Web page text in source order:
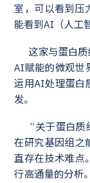
室，可以看到压
能看到AI（人工
这家与蛋白质
AI赋能的微观世
运用AI处理蛋白
发。
“关于蛋白质
在研究基因组之
直存在技术难点
行高通量的分析